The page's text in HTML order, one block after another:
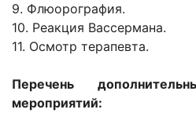
9. Флюорография.
10. Реакция Вассермана.
11. Осмотр терапевта.
Перечень
мероприятий: